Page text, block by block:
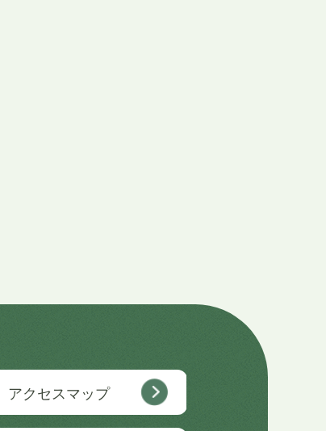
アクセスマップ